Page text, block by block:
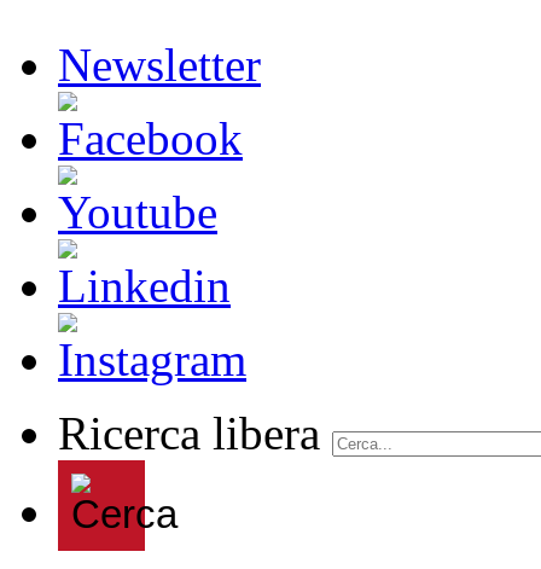
Newsletter
Ricerca libera